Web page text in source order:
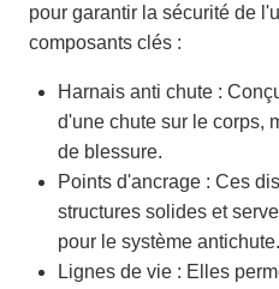
pour garantir la sécurité de
composants clés :
Harnais anti chute :
d'une chute sur le corps,
de blessure.
Points d'ancrage : Ces
structures solides et
pour le système antichute.
Lignes de vie : Elles